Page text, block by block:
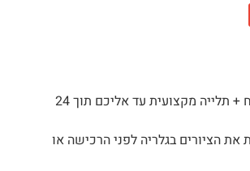
ניתן להזמין משלוח + תלייה מקצועית עד אליכם תוך 24
את הציורים בגלריה לפני הרכישה או